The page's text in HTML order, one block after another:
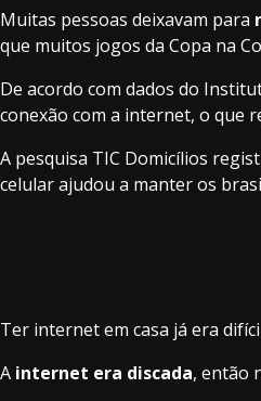
Muitas pessoas deixavam para
que muitos jogos da Copa na
De acordo com dados do
conexão com a internet, o que
A pesquisa TIC Domicílios
celular ajudou a manter os
Ter internet em casa já era
A internet era discada, então